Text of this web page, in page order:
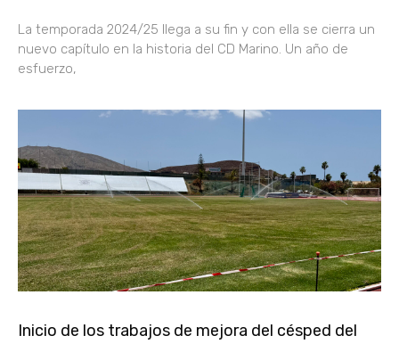
La temporada 2024/25 llega a su fin y con ella se cierra un
nuevo capítulo en la historia del CD Marino. Un año de
esfuerzo,
Inicio de los trabajos de mejora del césped del